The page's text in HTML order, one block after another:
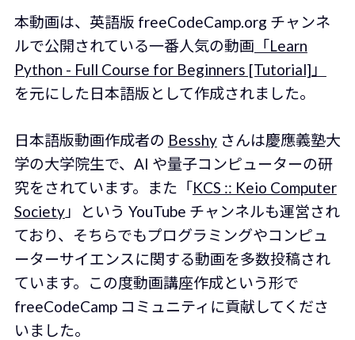
本動画は、英語版 freeCodeCamp.org チャンネ
ルで公開されている一番人気の動画 「Learn
Python - Full Course for Beginners [Tutorial]」
を元にした日本語版として作成されました。
日本語版動画作成者の Besshyさんは慶應義塾大
学の大学院生で、AI や量子コンピューターの研
究をされています。また「KCS :: Keio Computer
Society」という YouTube チャンネルも運営され
ており、そちらでもプログラミングやコンピュ
ーターサイエンスに関する動画を多数投稿され
ています。この度動画講座作成という形で
freeCodeCamp コミュニティに貢献してくださ
いました。